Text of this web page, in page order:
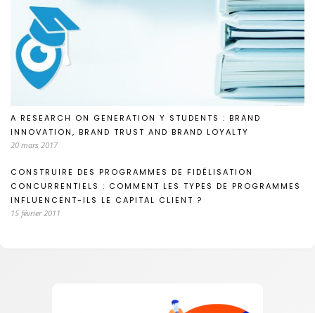
A RESEARCH ON GENERATION Y STUDENTS : BRAND
INNOVATION, BRAND TRUST AND BRAND LOYALTY
20 mars 2017
CONSTRUIRE DES PROGRAMMES DE FIDÉLISATION
CONCURRENTIELS : COMMENT LES TYPES DE PROGRAMMES
INFLUENCENT-ILS LE CAPITAL CLIENT ?
15 février 2011